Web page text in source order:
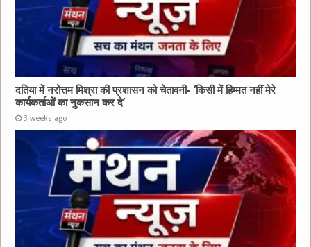
दतिया में नरोत्तम मिश्रा की प्रशासन को चेतावनी- ‘किसी में हिम्मत नहीं मेरे
कार्यकर्ताओं का नुकसान कर दे’
3 weeks ago